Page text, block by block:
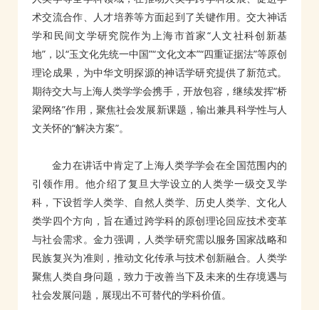
术交流合作、人才培养等方面起到了关键作用。交大神话
学和民间文学研究院作为上海市首家“人文社科创新基
地”，以“玉文化先统一中国”“文化文本”“四重证据法”等原创
理论成果，为中华文明探源的神话学研究提供了新范式。
期待交大与上海人类学学会携手，开放包容，继续发挥“桥
梁网络”作用，聚焦社会发展新课题，输出兼具科学性与人
文关怀的“解决方案”。
金力在讲话中肯定了上海人类学学会在全国范围内的
引领作用。他介绍了复旦大学设立的人类学一级交叉学
科，下设哲学人类学、自然人类学、历史人类学、文化人
类学四个方向，旨在通过跨学科的原创理论回应技术变革
与社会需求。金力强调，人类学研究需以服务国家战略和
民族复兴为准则，推动文化传承与技术创新融合。人类学
聚焦人类自身问题，致力于改善当下及未来的生存境遇与
社会发展问题，展现出不可替代的学科价值。